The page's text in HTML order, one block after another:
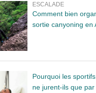
ESCALADE
Comment bien
sortie canyoning en
Pourquoi les
ne jurent-ils que